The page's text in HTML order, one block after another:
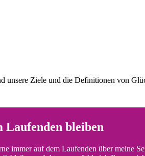
unsere Ziele und die Definitionen von
Laufenden bleiben
immer auf dem Laufenden über meine